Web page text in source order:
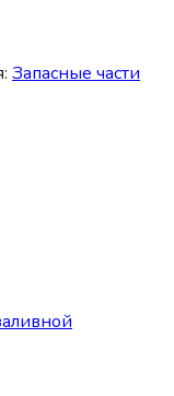
Запасные части